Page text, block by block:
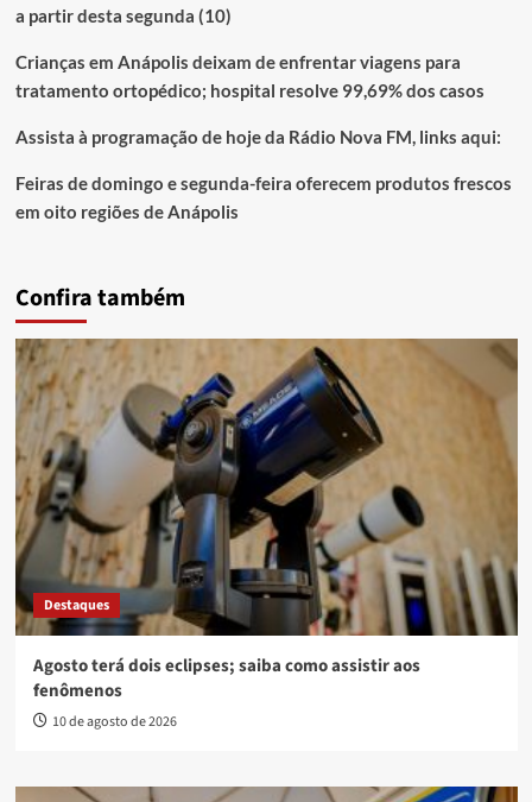
a partir desta segunda (10)
Crianças em Anápolis deixam de enfrentar viagens para
tratamento ortopédico; hospital resolve 99,69% dos casos
Assista à programação de hoje da Rádio Nova FM, links aqui:
Feiras de domingo e segunda-feira oferecem produtos frescos
em oito regiões de Anápolis
Confira também
Destaques
Agosto terá dois eclipses; saiba como assistir aos
fenômenos
10 de agosto de 2026